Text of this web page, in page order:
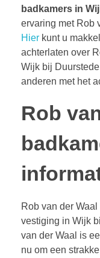
badkamers in
ervaring met Rob
Hier kunt u
achterlaten over
Wijk bij
anderen met het
Rob
Rob van der
vestiging in Wijk
van der Waal is
nu om een